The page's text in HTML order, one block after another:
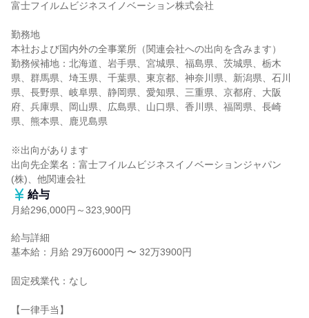
富士フイルムビジネスイノベーション株式会社
勤務地
本社および国内外の全事業所（関連会社への出向を含みます）
勤務候補地：北海道、岩手県、宮城県、福島県、茨城県、栃木
県、群馬県、埼玉県、千葉県、東京都、神奈川県、新潟県、石川
県、長野県、岐阜県、静岡県、愛知県、三重県、京都府、大阪
府、兵庫県、岡山県、広島県、山口県、香川県、福岡県、長崎
県、熊本県、鹿児島県
※出向があります
出向先企業名：富士フイルムビジネスイノベーションジャパン
(株)、他関連会社
給与
月給296,000円～323,900円
給与詳細
基本給：月給 29万6000円 〜 32万3900円
固定残業代：なし
【一律手当】